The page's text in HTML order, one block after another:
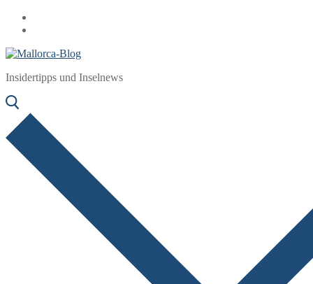
Zum
Inhalt
Menü
Schließen
Insidertipps und Inselnews